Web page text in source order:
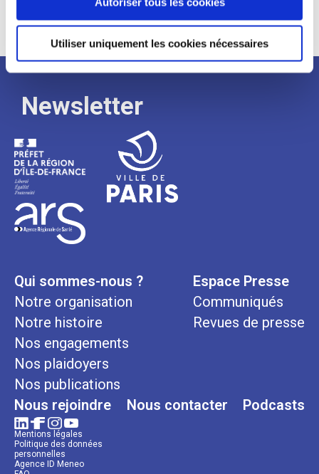
Utiliser uniquement les cookies nécessaires
recrutement
Newsletter
Qui sommes-nous ?
Notre organisation
Notre histoire
Nos engagements
Nos plaidoyers
Nos publications
Espace Presse
Communiqués
Revues de presse
Nous rejoindre Nous contacter Podcasts
Mentions légales
Politique des données
personnelles
Agence ID Meneo